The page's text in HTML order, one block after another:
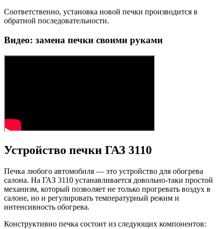
Соответственно, установка новой печки производится в
обратной последовательности.
Видео: замена печки своими руками
Устройство печки ГАЗ 3110
Печка любого автомобиля — это устройство для обогрева
салона. На ГАЗ 3110 устанавливается довольно-таки простой
механизм, который позволяет не только прогревать воздух в
салоне, но и регулировать температурный режим и
интенсивность обогрева.
Конструктивно печка состоит из следующих компонентов: